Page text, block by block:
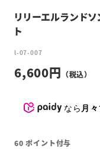
リリーエルランド
ト
l-07-007
6,600
なら 月
60 ポイント付与